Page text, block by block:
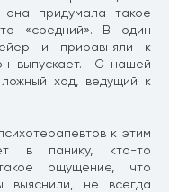
она придумала такое
«средний». В один
и приравняли к
выпускает. С нашей
ход, ведущий к
к этим
в панику, кто-то
ощущение, что
выяснили, не всегда